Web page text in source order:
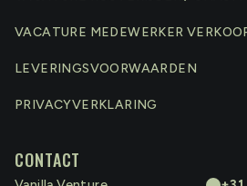
VACATURE MEDEWERKER
LEVERINGSVOORWAARDEN
PRIVACYVERKLARING
CONTACT